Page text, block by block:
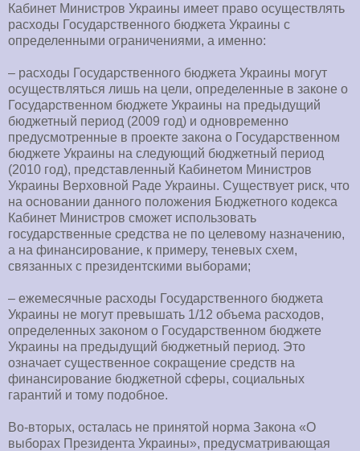
Кабинет Министров Украины имеет право осуществлять
расходы Государственного бюджета Украины с
определенными ограничениями, а именно:
– расходы Государственного бюджета Украины могут
осуществляться лишь на цели, определенные в законе о
Государственном бюджете Украины на предыдущий
бюджетный период (2009 год) и одновременно
предусмотренные в проекте закона о Государственном
бюджете Украины на следующий бюджетный период
(2010 год), представленный Кабинетом Министров
Украины Верховной Раде Украины. Существует риск, что
на основании данного положения Бюджетного кодекса
Кабинет Министров сможет использовать
государственные средства не по целевому назначению,
а на финансирование, к примеру, теневых схем,
связанных с президентскими выборами;
– ежемесячные расходы Государственного бюджета
Украины не могут превышать 1/12 объема расходов,
определенных законом о Государственном бюджете
Украины на предыдущий бюджетный период. Это
означает существенное сокращение средств на
финансирование бюджетной сферы, социальных
гарантий и тому подобное.
Во-вторых, осталась не принятой норма Закона «О
выборах Президента Украины», предусматривающая